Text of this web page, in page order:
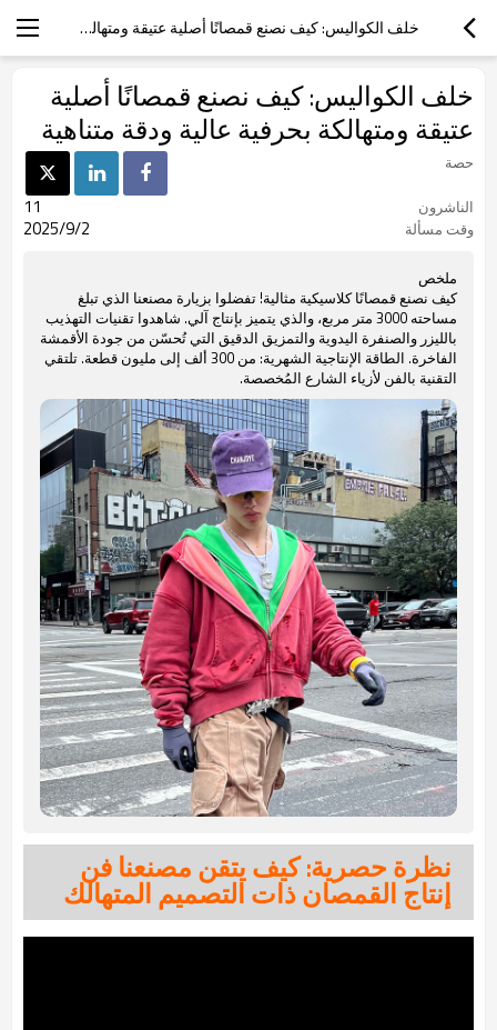
خلف الكواليس: كيف نصنع قمصانًا أصلية عتيقة ومتهالكة بحرفية عالية ودقة متناهية
خلف الكواليس: كيف نصنع قمصانًا أصلية
عتيقة ومتهالكة بحرفية عالية ودقة متناهية
حصة
الناشرون
11
وقت مسألة 2025/9/2
ملخص
كيف نصنع قمصانًا كلاسيكية مثالية! تفضلوا بزيارة مصنعنا الذي تبلغ
مساحته 3000 متر مربع، والذي يتميز بإنتاج آلي. شاهدوا تقنيات التهذيب
بالليزر والصنفرة اليدوية والتمزيق الدقيق التي تُحسّن من جودة الأقمشة
الفاخرة. الطاقة الإنتاجية الشهرية: من 300 ألف إلى مليون قطعة. تلتقي
التقنية بالفن لأزياء الشارع المُخصصة.
نظرة حصرية: كيف يتقن مصنعنا فن
إنتاج القمصان ذات التصميم المتهالك